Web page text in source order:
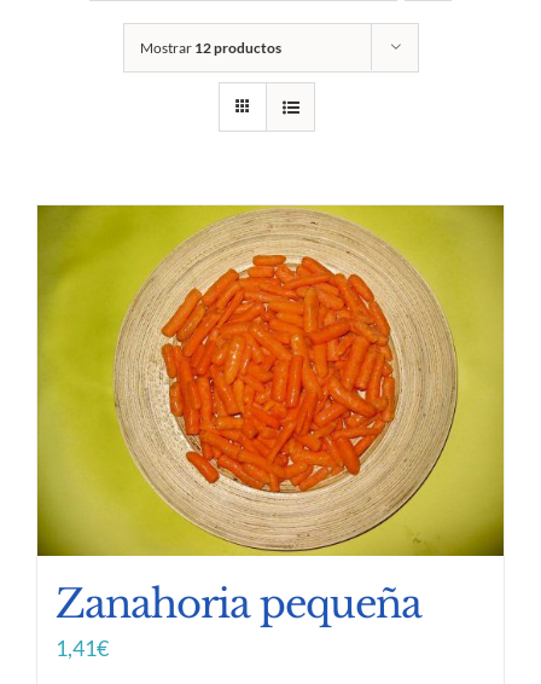
Mostrar 12 productos
Zanahoria pequeña
1,41€